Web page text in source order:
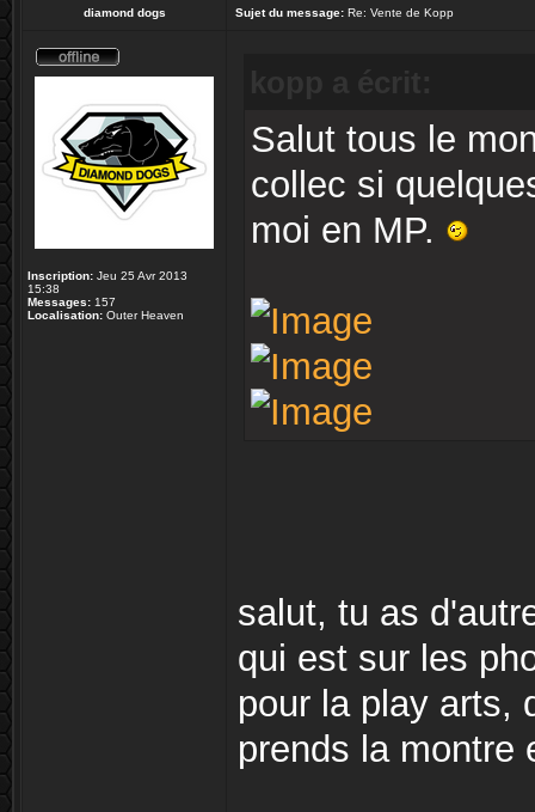
diamond dogs Sujet du message: Re: Vente de Kopp
Inscription: Jeu 25 Avr 2013
15:38
Messages: 157
Localisation: Outer Heaven
Salut tous le
collec si
moi en MP.
salut, tu as
qui est sur les
pour la play arts,
prends la